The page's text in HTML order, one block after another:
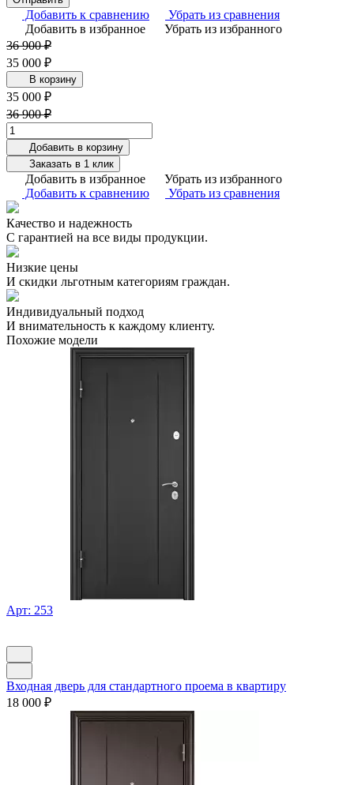
Добавить к сравнению
Убрать из сравнения
Добавить в избранное
Убрать из избранного
36 900 ₽
35 000 ₽
В корзину
35 000 ₽
36 900 ₽
Добавить в корзину
Заказать в 1 клик
Добавить в избранное
Убрать из избранного
Добавить к сравнению
Убрать из сравнения
Качество и надежность
С гарантией на все виды продукции.
Низкие цены
И скидки льготным категориям граждан.
Индивидуальный подход
И внимательность к каждому клиенту.
Похожие модели
Арт: 253
Входная дверь для стандартного проема в квартиру
18 000 ₽